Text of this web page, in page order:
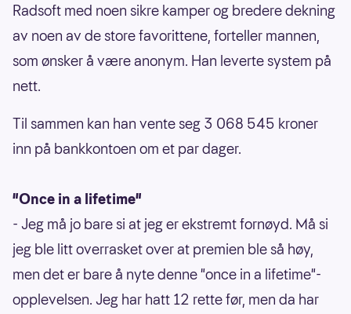
Radsoft med noen sikre kamper og bredere dekning
av noen av de store favorittene, forteller mannen,
som ønsker å være anonym. Han leverte system på
nett.
Til sammen kan han vente seg 3 068 545 kroner
inn på bankkontoen om et par dager.
"Once in a lifetime"
- Jeg må jo bare si at jeg er ekstremt fornøyd. Må si
jeg ble litt overrasket over at premien ble så høy,
men det er bare å nyte denne "once in a lifetime"-
opplevelsen. Jeg har hatt 12 rette før, men da har